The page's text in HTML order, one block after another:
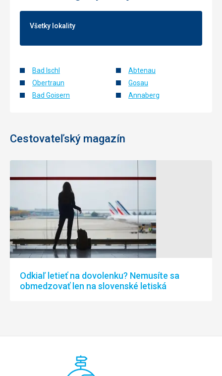
Všetky lokality
Bad Ischl
Obertraun
Bad Goisern
Abtenau
Gosau
Annaberg
Cestovateľský magazín
Odkiaľ letieť na dovolenku? Nemusíte sa
obmedzovať len na slovenské letiská